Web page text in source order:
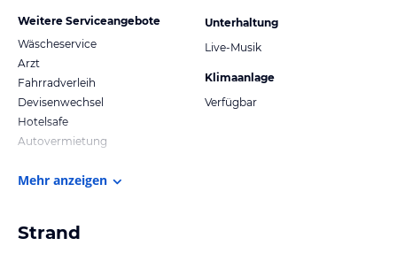
Weitere Serviceangebote
Wäscheservice
Arzt
Fahrradverleih
Devisenwechsel
Hotelsafe
Autovermietung
Unterhaltung
Live-Musik
Klimaanlage
Verfügbar
Mehr anzeigen
Strand